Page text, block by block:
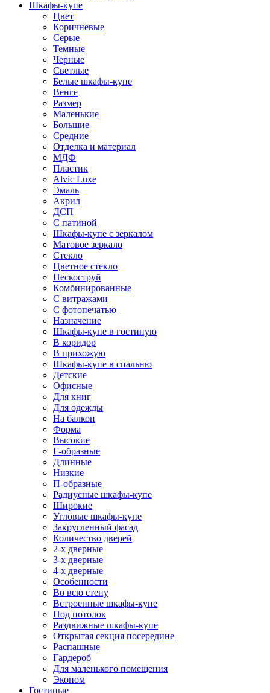
Шкафы-купе
Цвет
Коричневые
Серые
Темные
Черные
Светлые
Белые шкафы-купе
Венге
Размер
Маленькие
Большие
Средние
Отделка и материал
МДФ
Пластик
Alvic Luxe
Эмаль
Акрил
ДСП
С патиной
Шкафы-купе с зеркалом
Матовое зеркало
Стекло
Цветное стекло
Пескоструй
Комбинированные
С витражами
С фотопечатью
Назначение
Шкафы-купе в гостиную
В коридор
В прихожую
Шкафы-купе в спальню
Детские
Офисные
Для книг
Для одежды
На балкон
Форма
Высокие
Г-образные
Длинные
Низкие
П-образные
Радиусные шкафы-купе
Широкие
Угловые шкафы-купе
Закругленный фасад
Количество дверей
2-х дверные
3-х дверные
4-х дверные
Особенности
Во всю стену
Встроенные шкафы-купе
Под потолок
Раздвижные шкафы-купе
Открытая секция посередине
Распашные
Гардероб
Для маленького помещения
Эконом
Гостиные